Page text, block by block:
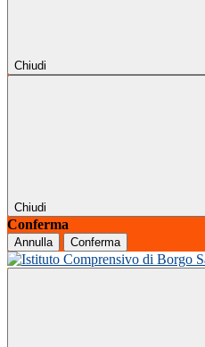
Chiudi
Chiudi
Conferma
Annulla Conferma